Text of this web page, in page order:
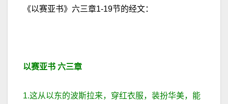
《以赛亚书》六三章1-19节的经文：
以赛亚书 六三章
1.这从以东的波斯拉来，穿红衣服，装扮华美，能